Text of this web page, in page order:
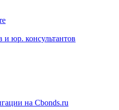
и юр. консультантов
на Cbonds.ru